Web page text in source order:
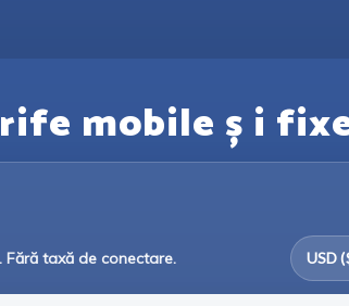
mobile ș i
Fără taxă de conectare. USD